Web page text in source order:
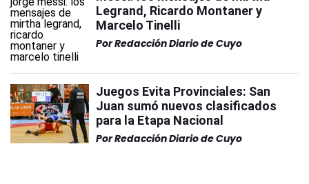
Legrand, Ricardo Montaner y
Marcelo Tinelli
PorRedacción Diario de Cuyo
Juegos Evita Provinciales: San
Juan sumó nuevos clasificados
para la Etapa Nacional
PorRedacción Diario de Cuyo